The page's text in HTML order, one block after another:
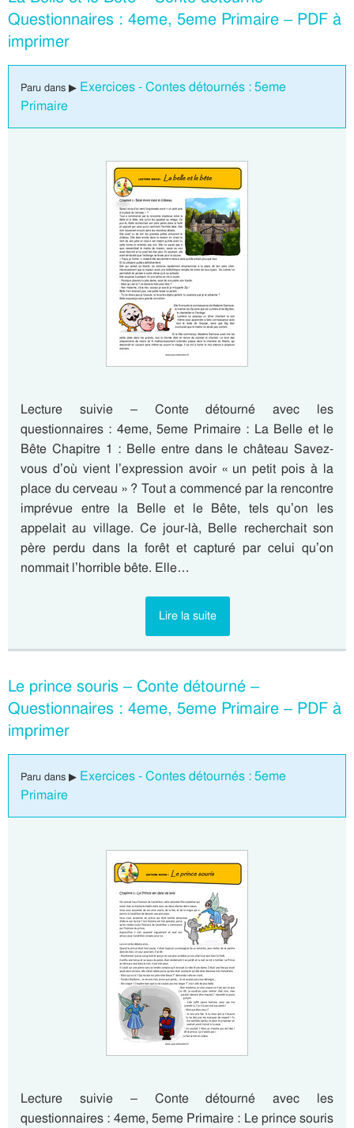
Questionnaires : 4eme, 5eme Primaire – PDF à
imprimer
Paru dans ▶ Exercices - Contes détournés : 5eme
Primaire
Lecture suivie – Conte détourné avec les
questionnaires : 4eme, 5eme Primaire : La Belle et le
Bête Chapitre 1 : Belle entre dans le château Savez-
vous d’où vient l’expression avoir « un petit pois à la
place du cerveau » ? Tout a commencé par la rencontre
imprévue entre la Belle et le Bête, tels qu’on les
appelait au village. Ce jour-là, Belle recherchait son
père perdu dans la forêt et capturé par celui qu’on
nommait l’horrible bête. Elle…
Lire la suite
Le prince souris – Conte détourné –
Questionnaires : 4eme, 5eme Primaire – PDF à
imprimer
Paru dans ▶ Exercices - Contes détournés : 5eme
Primaire
Lecture suivie – Conte détourné avec les
questionnaires : 4eme, 5eme Primaire : Le prince souris